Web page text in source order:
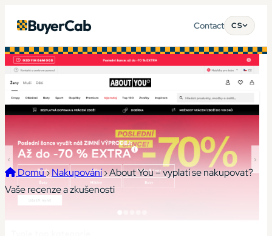
BuyerCab Contact CS
Domů›Nakupování›About You – vyplatí se nakupovat?
Vaše recenze a zkušenosti